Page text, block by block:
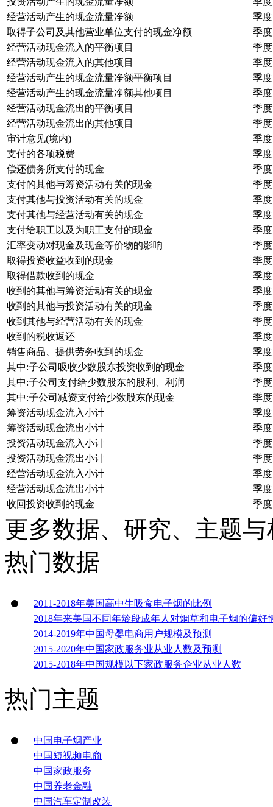
经营活动产生的现金流量净额
季度
取得子公司及其他营业单位支付的现金净额
季度
经营活动现金流入的平衡项目
季度
经营活动现金流入的其他项目
季度
经营活动产生的现金流量净额平衡项目
季度
经营活动产生的现金流量净额其他项目
季度
经营活动现金流出的平衡项目
季度
经营活动现金流出的其他项目
季度
审计意见(境内)
季度
支付的各项税费
季度
偿还债务所支付的现金
季度
支付的其他与筹资活动有关的现金
季度
支付其他与投资活动有关的现金
季度
支付其他与经营活动有关的现金
季度
支付给职工以及为职工支付的现金
季度
汇率变动对现金及现金等价物的影响
季度
取得投资收益收到的现金
季度
取得借款收到的现金
季度
收到的其他与筹资活动有关的现金
季度
收到的其他与投资活动有关的现金
季度
收到其他与经营活动有关的现金
季度
收到的税收返还
季度
销售商品、提供劳务收到的现金
季度
其中:子公司吸收少数股东投资收到的现金
季度
其中:子公司支付给少数股东的股利、利润
季度
其中:子公司减资支付给少数股东的现金
季度
筹资活动现金流入小计
季度
筹资活动现金流出小计
季度
投资活动现金流入小计
季度
投资活动现金流出小计
季度
经营活动现金流入小计
季度
经营活动现金流出小计
季度
收回投资收到的现金
季度
更多数据、研究、主题
热门数据
2011-2018年美国高中生吸食电子烟的比例
2018年来美国不同年龄段成年人对烟草和电子烟的偏好
2014-2019年中国母婴电商用户规模及预测
2015-2020年中国家政服务业从业人数及预测
2015-2018年中国规模以下家政服务企业从业人数
热门主题
中国电子烟产业
中国短视频电商
中国家政服务
中国养老金融
中国汽车定制改装